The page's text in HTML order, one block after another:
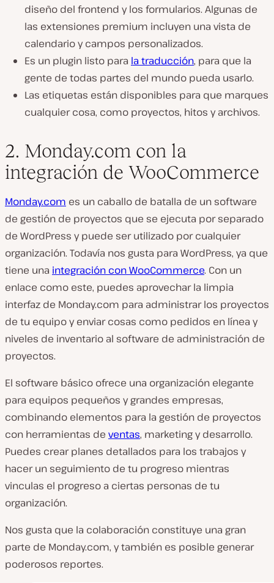
diseño del frontend y los formularios. Algunas de
las extensiones premium incluyen una vista de
calendario y campos personalizados.
Es un plugin listo para la traducción, para que la
gente de todas partes del mundo pueda usarlo.
Las etiquetas están disponibles para que marques
cualquier cosa, como proyectos, hitos y archivos.
2. Monday.com con la
integración de WooCommerce
Monday.com es un caballo de batalla de un software
de gestión de proyectos que se ejecuta por separado
de WordPress y puede ser utilizado por cualquier
organización. Todavía nos gusta para WordPress, ya que
tiene una integración con WooCommerce. Con un
enlace como este, puedes aprovechar la limpia
interfaz de Monday.com para administrar los proyectos
de tu equipo y enviar cosas como pedidos en línea y
niveles de inventario al software de administración de
proyectos.
El software básico ofrece una organización elegante
para equipos pequeños y grandes empresas,
combinando elementos para la gestión de proyectos
con herramientas de ventas, marketing y desarrollo.
Puedes crear planes detallados para los trabajos y
hacer un seguimiento de tu progreso mientras
vinculas el progreso a ciertas personas de tu
organización.
Nos gusta que la colaboración constituye una gran
parte de Monday.com, y también es posible generar
poderosos reportes.